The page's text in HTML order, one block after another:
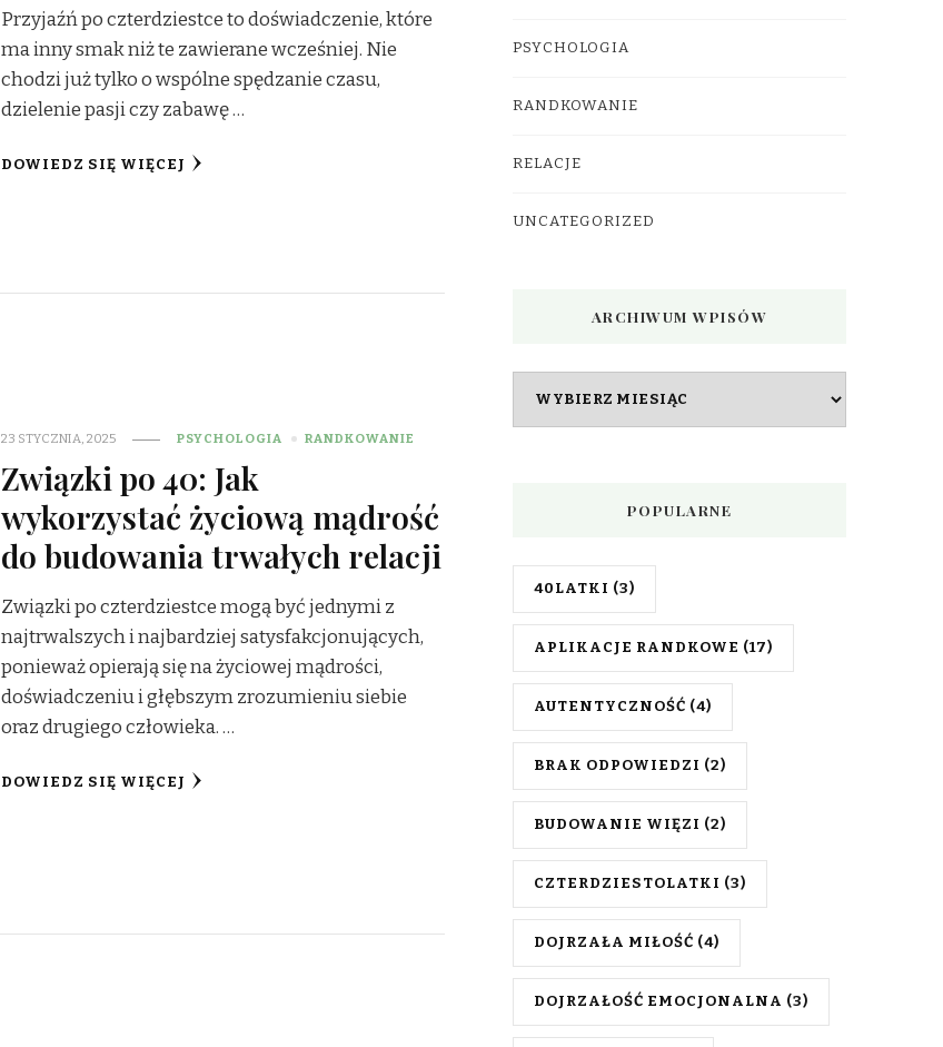
Przyjaźń po czterdziestce to doświadczenie, które
ma inny smak niż te zawierane wcześniej. Nie
chodzi już tylko o wspólne spędzanie czasu,
dzielenie pasji czy zabawę …
DOWIEDZ SIĘ WIĘCEJ
23 STYCZNIA, 2025 PSYCHOLOGIA RANDKOWANIE
Związki po 40: Jak
wykorzystać życiową mądrość
do budowania trwałych relacji
Związki po czterdziestce mogą być jednymi z
najtrwalszych i najbardziej satysfakcjonujących,
ponieważ opierają się na życiowej mądrości,
doświadczeniu i głębszym zrozumieniu siebie
oraz drugiego człowieka. …
DOWIEDZ SIĘ WIĘCEJ
PSYCHOLOGIA
RANDKOWANIE
RELACJE
UNCATEGORIZED
ARCHIWUM WPISÓW
POPULARNE
40LATKI (3)
APLIKACJE RANDKOWE (17)
AUTENTYCZNOŚĆ (4)
BRAK ODPOWIEDZI (2)
BUDOWANIE WIĘZI (2)
CZTERDZIESTOLATKI (3)
DOJRZAŁA MIŁOŚĆ (4)
DOJRZAŁOŚĆ EMOCJONALNA (3)